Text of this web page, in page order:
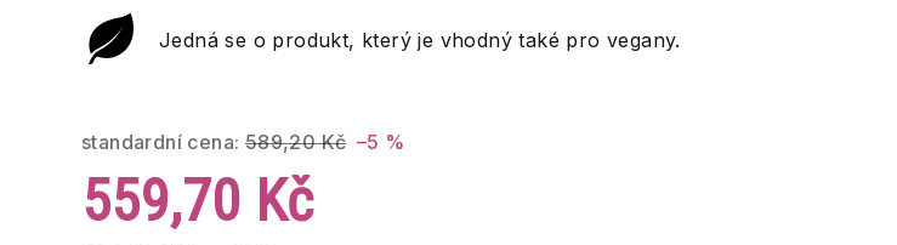
Jedná se o produkt, který je vhodný také pro vegany.
standardní cena: 589,20 Kč –5 %
559,70 Kč